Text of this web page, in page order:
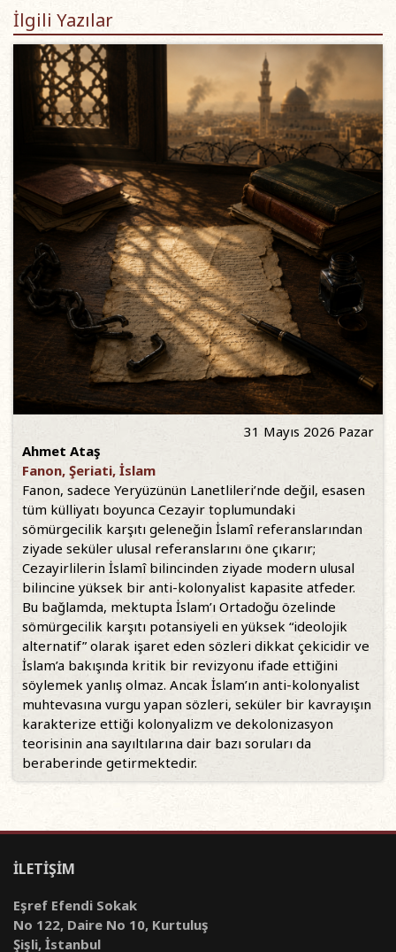
İlgili Yazılar
31 Mayıs 2026 Pazar
Ahmet Ataş
Fanon, Şeriati, İslam
Fanon, sadece Yeryüzünün Lanetlileri’nde değil, esasen
tüm külliyatı boyunca Cezayir toplumundaki
sömürgecilik karşıtı geleneğin İslamî referanslarından
ziyade seküler ulusal referanslarını öne çıkarır;
Cezayirlilerin İslamî bilincinden ziyade modern ulusal
bilincine yüksek bir anti-kolonyalist kapasite atfeder.
Bu bağlamda, mektupta İslam’ı Ortadoğu özelinde
sömürgecilik karşıtı potansiyeli en yüksek “ideolojik
alternatif” olarak işaret eden sözleri dikkat çekicidir ve
İslam’a bakışında kritik bir revizyonu ifade ettiğini
söylemek yanlış olmaz. Ancak İslam’ın anti-kolonyalist
muhtevasına vurgu yapan sözleri, seküler bir kavrayışın
karakterize ettiği kolonyalizm ve dekolonizasyon
teorisinin ana sayıltılarına dair bazı soruları da
beraberinde getirmektedir.
İLETİŞİM
Eşref Efendi Sokak
No 122, Daire No 10, Kurtuluş
Şişli, İstanbul